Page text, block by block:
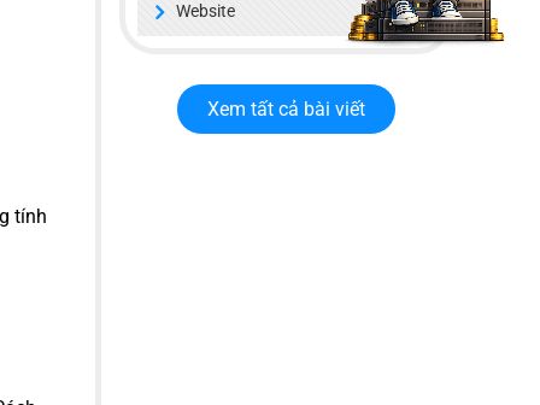
tính
Website
Xem tất cả bài viết